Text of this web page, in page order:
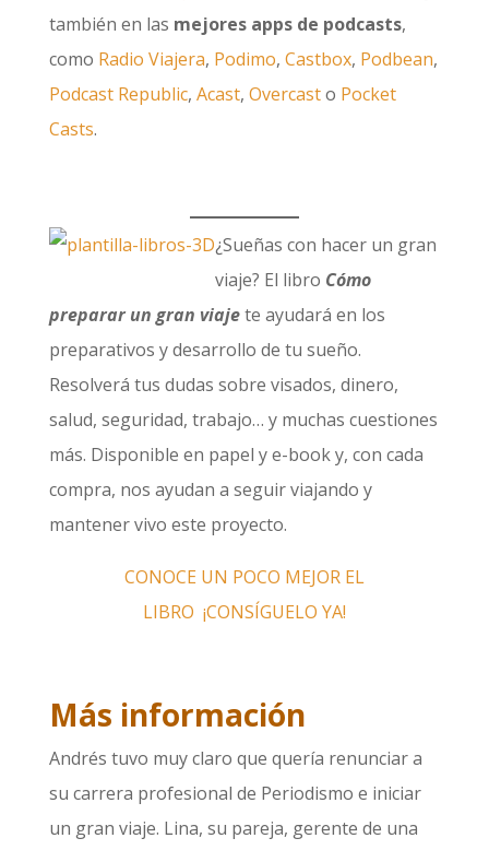
también en las mejores apps de podcasts,
como Radio Viajera, Podimo, Castbox, Podbean,
Podcast Republic, Acast, Overcasto Pocket
Casts.
¿Sueñas con hacer un gran
viaje? El libro Cómo
preparar un gran viajete ayudará en los
preparativos y desarrollo de tu sueño.
Resolverá tus dudas sobre visados, dinero,
salud, seguridad, trabajo… y muchas cuestiones
más. Disponible en papel y e-book y, con cada
compra, nos ayudan a seguir viajando y
mantener vivo este proyecto.
CONOCE UN POCO MEJOR EL
LIBRO ¡CONSÍGUELO YA!
Más información
Andrés tuvo muy claro que quería renunciar a
su carrera profesional de Periodismo e iniciar
un gran viaje. Lina, su pareja, gerente de una